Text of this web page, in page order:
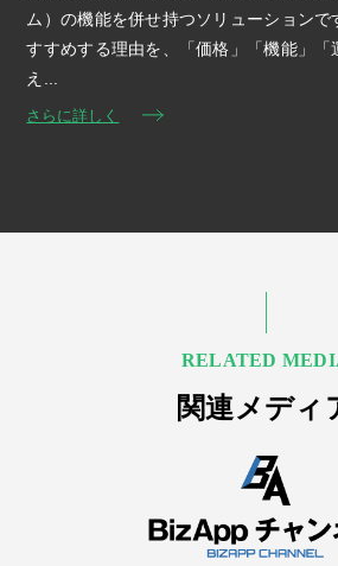
ム）の機能を併せ持つソリューションで
すすめする理由を、「価格」「機能」「
え...
さらに詳しく
RELATED
関連メディ